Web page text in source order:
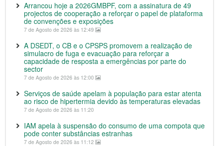
Arrancou hoje a 2026GMBPF, com a assinatura de 49
projectos de cooperação a reforçar o papel de plataforma
de convenções e exposições
7 de Agosto de 2026 às 12:49
A DSEDT, o CB e o CPSPS promovem a realização de
simulacro de fuga e evacuação para reforçar a
capacidade de resposta a emergências por parte do
sector
7 de Agosto de 2026 às 12:00
Serviços de saúde apelam à população para estar atenta
ao risco de hipertermia devido às temperaturas elevadas
7 de Agosto de 2026 às 11:20
IAM apela à suspensão do consumo de uma compota que
pode conter substâncias estranhas
7 de Agosto de 2026 às 11:12